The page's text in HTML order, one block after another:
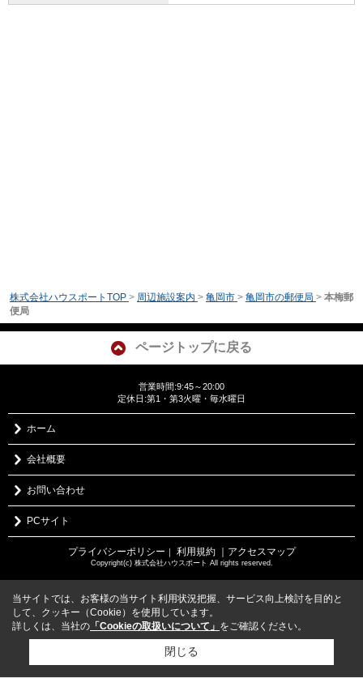
株式会社ハウスポートTOP > 周辺施設案内 > 亀岡市 > 亀岡市の郵便局 > 本梅郵
便局
ページトップに戻る
営業時間:9:45～20:00
定休日:第1・第3火曜・毎水曜日
ホーム
会社概要
お問い合わせ
PCサイト
プライバシーポリシー ｜ 利用規約 ｜アクセスマップ
Copyright(c) 株式会社ハウスポート All rights reserved.
当サイトでは、お客様の当サイト利用状況把握、サービス向上検討を目的と
して、クッキー（Cookie）を使用しています。
詳しくは、当社の 「Cookieの取扱いについて」 をご確認ください。
閉じる